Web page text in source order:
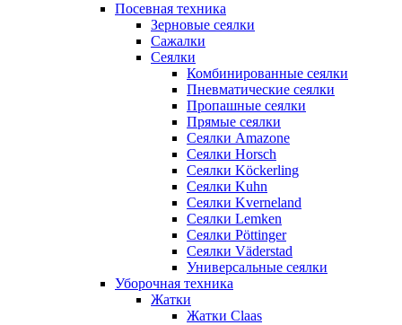
Посевная техника
Зерновые сеялки
Сажалки
Сеялки
Комбинированные сеялки
Пневматические сеялки
Пропашные сеялки
Прямые сеялки
Сеялки Amazone
Сеялки Horsch
Сеялки Köckerling
Сеялки Kuhn
Сеялки Kverneland
Сеялки Lemken
Сеялки Pöttinger
Сеялки Väderstad
Универсальные сеялки
Уборочная техника
Жатки
Жатки Claas